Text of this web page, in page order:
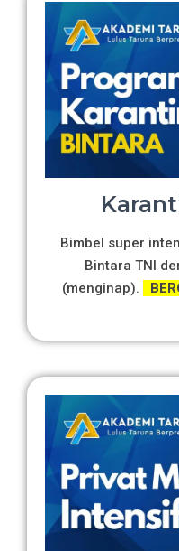
Bimbel super
Bintara TNI
(menginap).